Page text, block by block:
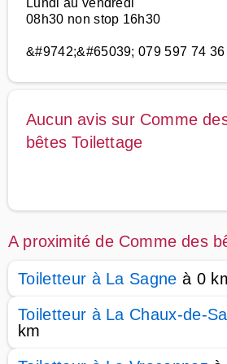
Lundi au vendredi
08h30 non stop 16h30
&#9742;&#65039; 079 597 74 36
Aucun avis sur Comme
bêtes Toilettage
A proximité de Comme des
Toiletteur à La Sagne à 0
Toiletteur à La Chaux-de-
km